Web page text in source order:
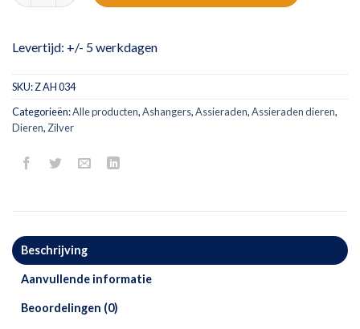
Levertijd: +/- 5 werkdagen
SKU:Z AH 034
Categorieën:Alle producten,Ashangers,Assieraden,Assieraden dieren,
Dieren, Zilver
Beschrijving
Aanvullende informatie
Beoordelingen (0)